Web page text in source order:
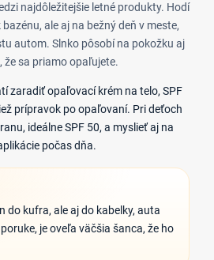
najdôležitejšie letné produkty. Hodí
ale aj na bežný deň v meste,
autom. Slnko pôsobí na pokožku aj
že sa priamo opaľujete.
zaradiť opaľovací krém na telo, SPF
prípravok po opaľovaní. Pri deťoch
ideálne SPF 50, a myslieť aj na
počas dňa.
do kufra, ale aj do kabelky, auta
je oveľa väčšia šanca, že ho